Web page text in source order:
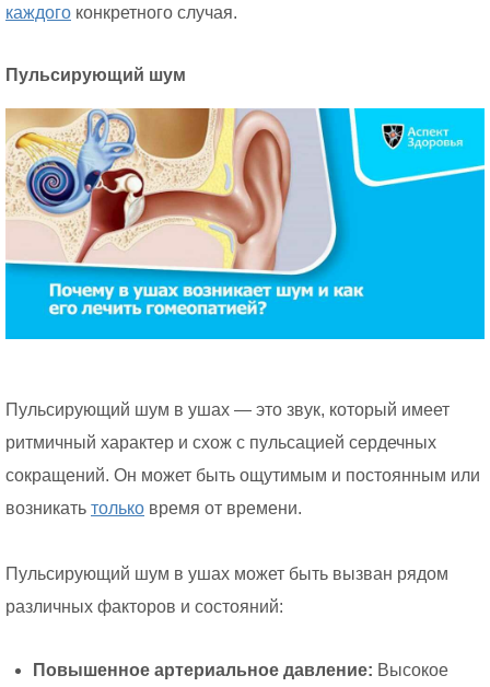
каждого конкретного случая.
Пульсирующий шум
Пульсирующий шум в ушах — это звук, который имеет
ритмичный характер и схож с пульсацией сердечных
сокращений. Он может быть ощутимым и постоянным или
возникать только время от времени.
Пульсирующий шум в ушах может быть вызван рядом
различных факторов и состояний:
Повышенное артериальное давление: Высокое